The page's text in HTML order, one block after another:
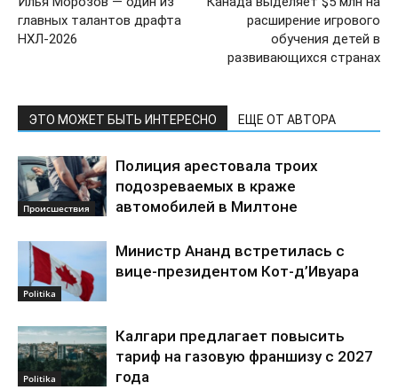
главных талантов драфта
НХЛ-2026
расширение игрового
обучения детей в
развивающихся странах
ЭТО МОЖЕТ БЫТЬ ИНТЕРЕСНО ЕЩЕ ОТ АВТОРА
Происшествия
Полиция арестовала троих
подозреваемых в краже
автомобилей в Милтоне
Politika
Министр Ананд встретилась с
вице-президентом Кот-д’Ивуара
Politika
Калгари предлагает повысить
тариф на газовую франшизу с 2027
года